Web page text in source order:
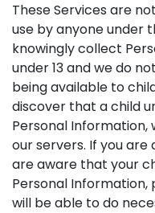
These Services are
use by anyone under
knowingly collect
under 13 and we do
being available to
discover that a child
Personal
our servers. If you
are aware that your
Personal
will be able to do